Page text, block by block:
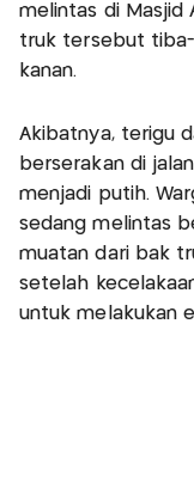
melintas di Masjid
truk tersebut
kanan.
Akibatnya, terigu
berserakan di
menjadi putih.
sedang melintas
muatan dari bak
setelah
untuk melakukan